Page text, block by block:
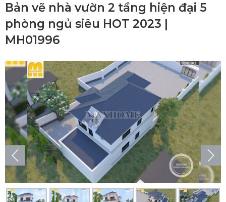
Bản vẽ nhà vườn 2 tầng hiện đại 5
phòng ngủ siêu HOT 2023 |
MH01996